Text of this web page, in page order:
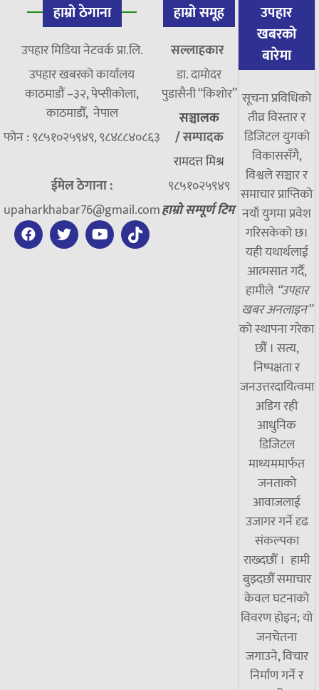
हाम्रो ठेगाना
उपहार मिडिया नेटवर्क प्रा.लि.
उपहार खबरको कार्यालय
काठमाडौं –३२, पेप्सीकोला,
काठमाडौँ, नेपाल
फोन : ९८५१०२५९४९, ९८४८८४०८६३
ईमेल ठेगाना :
upaharkhabar76@gmail.com
हाम्रो समूह
सल्लाहकार
डा. दामाेदर
पुडासैनी “किशाेर”
सञ्चालक
/सम्पादक
रामदत्त मिश्र
९८५१०२५९४९
हाम्रो सम्पूर्ण टिम
उपहार
खबरको
बारेमा
सूचना प्रविधिको
तीव्र विस्तार र
डिजिटल युगको
विकाससँगै,
विश्वले सञ्चार र
समाचार प्राप्तिको
नयाँ युगमा प्रवेश
गरिसकेको छ।
यही यथार्थलाई
आत्मसात गर्दै,
हामीले “उपहार
खबर अनलाइन”
को स्थापना गरेका
छौं । सत्य,
निष्पक्षता र
जनउत्तरदायित्वमा
अडिग रही
आधुनिक
डिजिटल
माध्यममार्फत
जनताको
आवाजलाई
उजागर गर्ने दृढ
संकल्पका
राख्दछौँ । हामी
बुझ्दछौं समाचार
केवल घटनाको
विवरण होइन; यो
जनचेतना
जगाउने, विचार
निर्माण गर्ने र